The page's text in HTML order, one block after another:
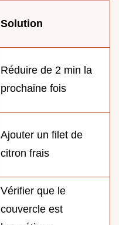
Solution
Réduire de 2 min la
prochaine fois
Ajouter un filet de
citron frais
Vérifier que le
couvercle est